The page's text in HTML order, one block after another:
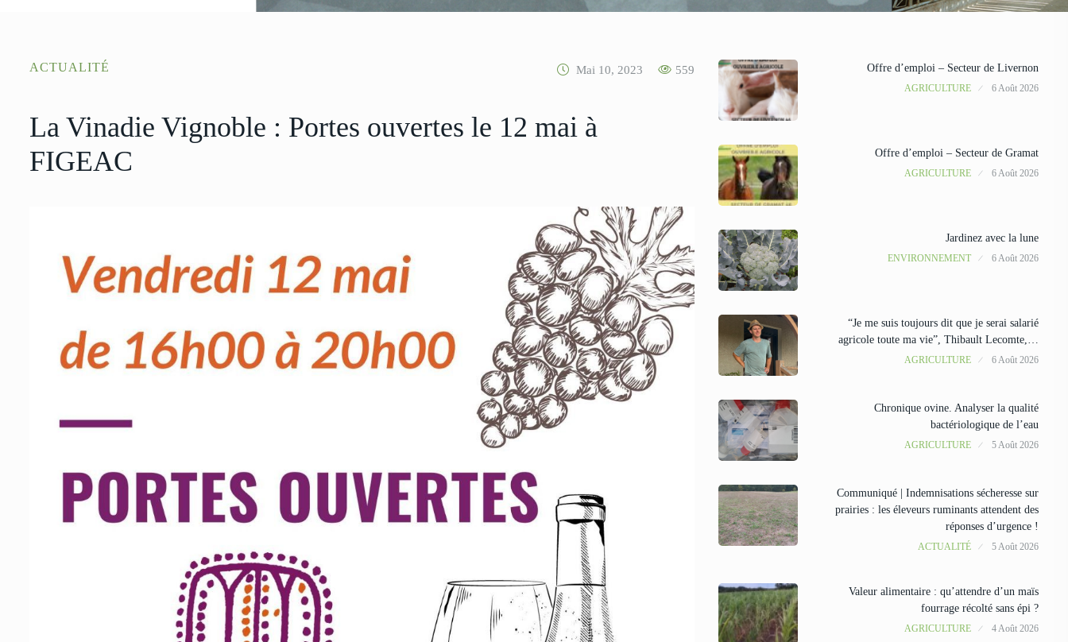
ACTUALITÉ Mai 10, 2023 559
La Vinadie Vignoble : Portes ouvertes le 12 mai à
FIGEAC
Offre d’emploi – Secteur de Livernon
AGRICULTURE 6 Août 2026
Offre d’emploi – Secteur de Gramat
AGRICULTURE 6 Août 2026
Jardinez avec la lune
ENVIRONNEMENT 6 Août 2026
“Je me suis toujours dit que je serai salarié
agricole toute ma vie”, Thibault Lecomte,…
AGRICULTURE 6 Août 2026
Chronique ovine. Analyser la qualité
bactériologique de l’eau
AGRICULTURE 5 Août 2026
Communiqué | Indemnisations sécheresse sur
prairies : les éleveurs ruminants attendent des
réponses d’urgence !
ACTUALITÉ 5 Août 2026
Valeur alimentaire : qu’attendre d’un maïs
fourrage récolté sans épi ?
AGRICULTURE 4 Août 2026